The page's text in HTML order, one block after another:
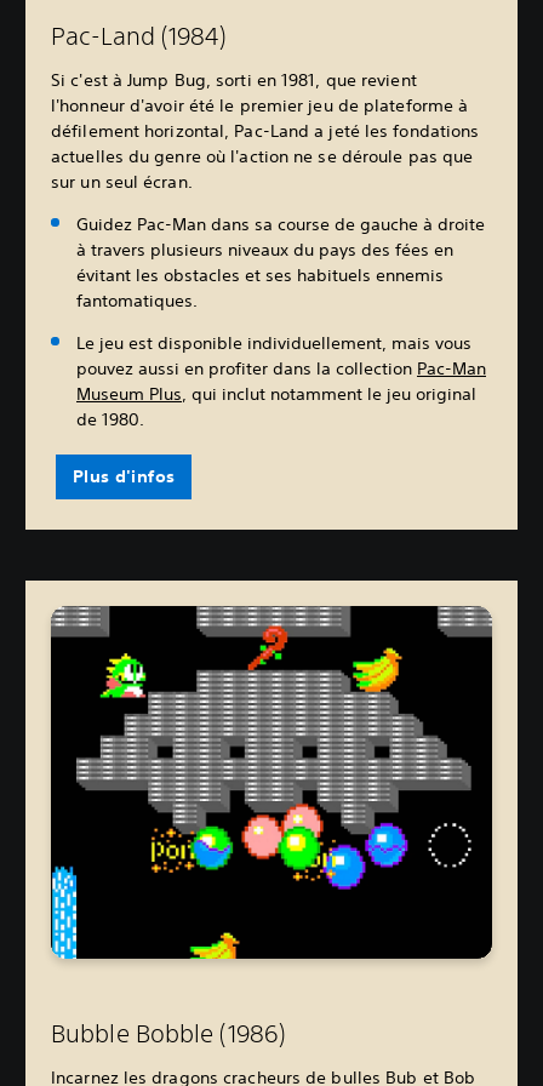
Pac-Land (1984)
Si c'est à Jump Bug, sorti en 1981, que revient
l'honneur d'avoir été le premier jeu de plateforme à
défilement horizontal, Pac-Land a jeté les fondations
actuelles du genre où l'action ne se déroule pas que
sur un seul écran.
Guidez Pac-Man dans sa course de gauche à droite
à travers plusieurs niveaux du pays des fées en
évitant les obstacles et ses habituels ennemis
fantomatiques.
Le jeu est disponible individuellement, mais vous
pouvez aussi en profiter dans la collection Pac-Man
Museum Plus, qui inclut notamment le jeu original
de 1980.
Plus d'infos
Bubble Bobble (1986)
Incarnez les dragons cracheurs de bulles Bub et Bob